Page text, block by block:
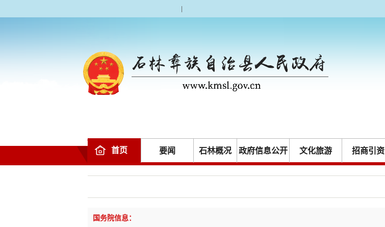
首页 要闻 石林概况 政府信息公开 文化旅游 招商引资
国务院信息：